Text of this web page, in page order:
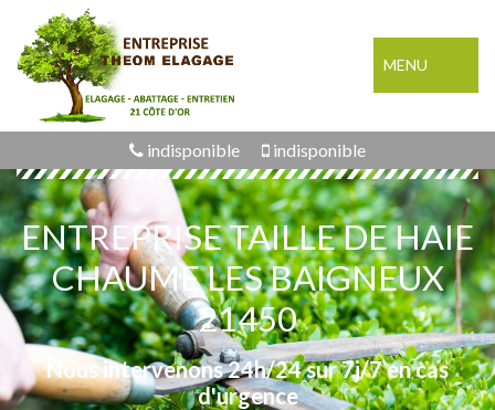
MENU
indisponible indisponible
ENTREPRISE TAILLE DE HAIE
CHAUME LES BAIGNEUX
21450
Nous intervenons 24h/24 sur 7j/7 en cas
d'urgence